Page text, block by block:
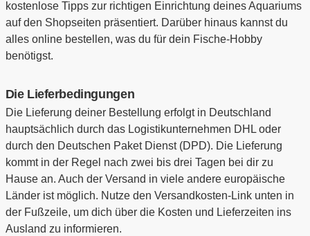
kostenlose Tipps zur richtigen Einrichtung deines Aquariums
auf den Shopseiten präsentiert. Darüber hinaus kannst du
alles online bestellen, was du für dein Fische-Hobby
benötigst.
Die Lieferbedingungen
Die Lieferung deiner Bestellung erfolgt in Deutschland
hauptsächlich durch das Logistikunternehmen DHL oder
durch den Deutschen Paket Dienst (DPD). Die Lieferung
kommt in der Regel nach zwei bis drei Tagen bei dir zu
Hause an. Auch der Versand in viele andere europäische
Länder ist möglich. Nutze den Versandkosten-Link unten in
der Fußzeile, um dich über die Kosten und Lieferzeiten ins
Ausland zu informieren.